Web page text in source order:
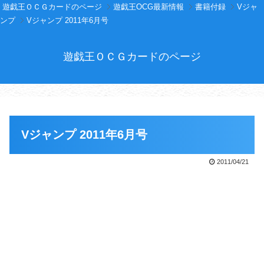
遊戯王ＯＣＧカードのページ 遊戯王OCG最新情報 書籍付録
Vジャ
ンプ
Vジャンプ 2011年6月号
遊戯王ＯＣＧカードのページ
Vジャンプ 2011年6月号
2011/04/21